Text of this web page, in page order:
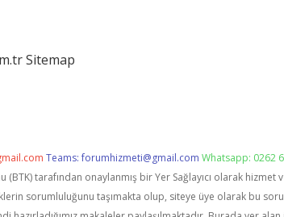
Sitemap
Teams:forumhizmeti@gmail.com Whatsapp: 0262
(BTK) tarafından onaylanmış bir Yer Sağlayıcı olarak
sorumluluğunu taşımakta olup, siteye üye olarak bu